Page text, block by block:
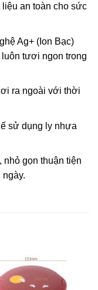
an toàn cho sức
Ag+ (Ion Bạc)
tươi ngon trong
ra ngoài với thời
sử dụng ly nhựa
nhỏ gọn thuận tiện